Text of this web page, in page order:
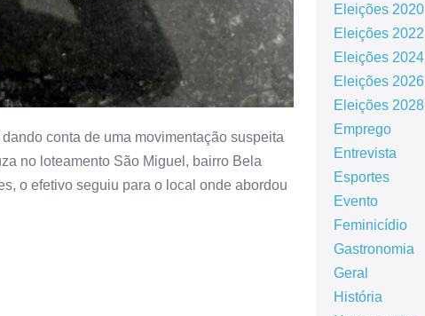
conta de uma movimentação suspeita
no loteamento São Miguel, bairro Bela
o efetivo seguiu para o local onde abordou
Eleições 2020
Eleições 2022
Eleições 2024
Eleições 2026
Eleições 2028
Emprego
Entrevista
Esportes
Evento
Feminicídio
Gastronomia
Geral
História